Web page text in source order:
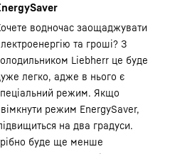
водночас заощаджувати
та гроші? З
Liebherr це буде
легко, адже в нього є
режим. Якщо
режим EnergySaver,
на два градуси.
буде ще менше